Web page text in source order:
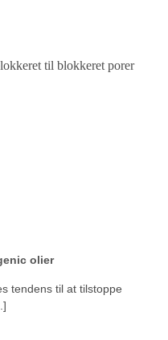
olier
tendens til at tilstoppe